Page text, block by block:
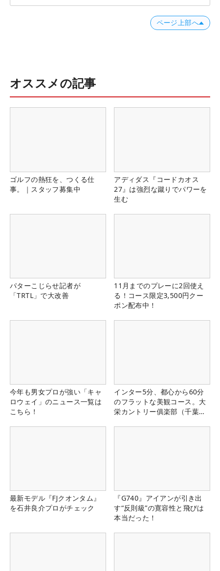
ページ上部へ
オススメの記事
ゴルフの熱狂を、つくる仕
事。｜スタッフ募集中
アディダス『コードカオス
27』は強烈な蹴りでパワーを
生む
パターこじらせ記者が
「TRTL」で大改善
11月までのプレーに2回使え
る！コース限定3,500円クー
ポン配布中！
今年も男女プロが強い「キャ
ロウェイ」のニュース一覧は
こちら！
インター5分、都心から60分
のフラットな美観コース。大
栄カントリー俱楽部（千葉
最新モデル『FJクオンタム』
を石井良介プロがチェック
『G740』アイアンが引き出
す“反則級”の寛容性と飛びは
本当だった！